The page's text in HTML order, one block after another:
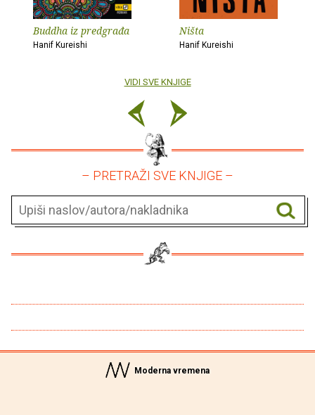
Buddha iz predgrađa
Hanif Kureishi
Ništa
Hanif Kureishi
VIDI SVE KNJIGE
– PRETRAŽI SVE KNJIGE –
Moderna vremena